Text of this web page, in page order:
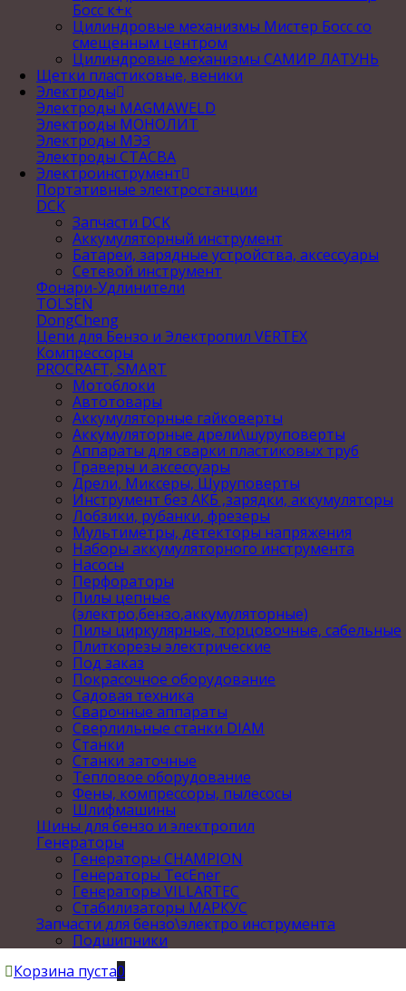
Босс к+к
Цилиндровые механизмы Мистер Босс со
смещенным центром
Цилиндровые механизмы САМИР ЛАТУНЬ
Щетки пластиковые, веники
Электроды
Электроды MAGMAWELD
Электроды МОНОЛИТ
Электроды МЭЗ
Электроды СТАСВА
Электроинструмент
Портативные электростанции
DCK
Запчасти DCK
Аккумуляторный инструмент
Батареи, зарядные устройства, аксессуары
Сетевой инструмент
Фонари-Удлинители
TOLSEN
DongCheng
Цепи для Бензо и Электропил VERTEX
Компрессоры
PROCRAFT, SMART
Мотоблоки
Автотовары
Аккумуляторные гайковерты
Аккумуляторные дрели\шуруповерты
Аппараты для сварки пластиковых труб
Граверы и аксессуары
Дрели, Миксеры, Шуруповерты
Инструмент без АКБ ,зарядки, аккумуляторы
Лобзики, рубанки, фрезеры
Мультиметры, детекторы напряжения
Наборы аккумуляторного инструмента
Насосы
Перфораторы
Пилы цепные
(электро,бензо,аккумуляторные)
Пилы циркулярные, торцовочные, сабельные
Плиткорезы электрические
Под заказ
Покрасочное оборудование
Садовая техника
Сварочные аппараты
Сверлильные станки DIAM
Станки
Станки заточные
Тепловое оборудование
Фены, компрессоры, пылесосы
Шлифмашины
Шины для бензо и электропил
Генераторы
Генераторы CHAMPION
Генераторы TecEner
Генераторы VILLARTEC
Стабилизаторы МАРКУС
Запчасти для бензо\электро инструмента
Подшипники
Корзина пуста0